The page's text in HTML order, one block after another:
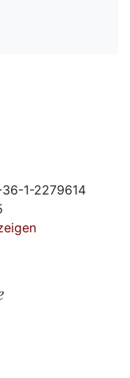
1-2279614